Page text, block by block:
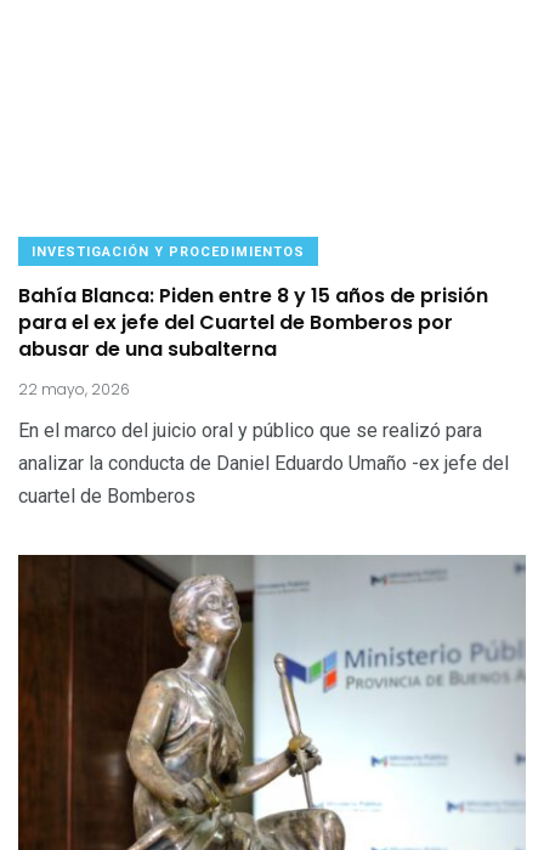
INVESTIGACIÓN Y PROCEDIMIENTOS
Bahía Blanca: Piden entre 8 y 15 años de prisión
para el ex jefe del Cuartel de Bomberos por
abusar de una subalterna
22 mayo, 2026
En el marco del juicio oral y público que se realizó para
analizar la conducta de Daniel Eduardo Umaño -ex jefe del
cuartel de Bomberos